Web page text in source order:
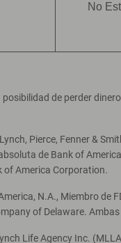
No
de perder
Pierce, Fenner &
de Bank of
of America Corporation.
N.A., Miembro
of Delaware.
Life Agency Inc.